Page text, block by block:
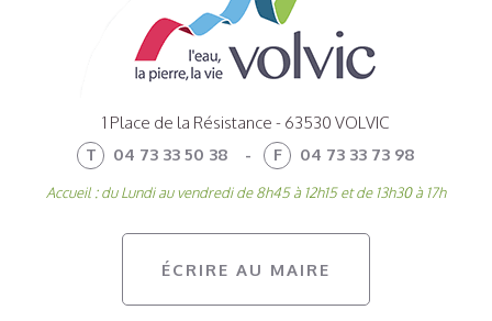
ÉCRIRE AU MAIRE
1 Place de la Résistance - 63530 VOLVIC
T
04 73 33 50 38 - F 04 73 33 73 98
Accueil : du Lundi au vendredi de 8h45 à 12h15 et de 13h30 à 17h